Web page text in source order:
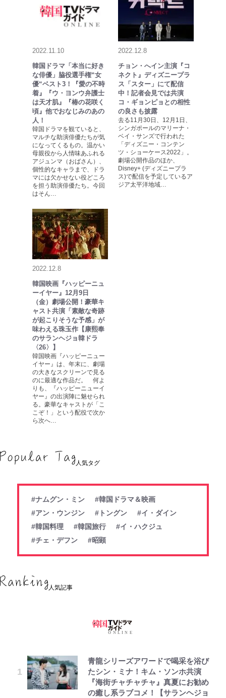
2022.11.10
韓国ドラマ「本当に好き
な俳優」脇役選手権“女
優“ベスト3！『愛の不時
着』『ウ・ヨンウ弁護士
は天才肌』『椿の花咲く
頃』他でおなじみのあの
人！
韓国ドラマを観ていると、
マルチな助演俳優たちが気
になってくるもの。温かい
母親役から人情味あふれる
アジュンマ（おばさん）、
個性的なキャラまで、ドラ
マには欠かせない役どころ
を担う助演俳優たち。今回
はそん…
2022.12.8
チョン・へイン主演『コ
ネクト』ディズニープラ
ス「スター」にて配信
中！記者会見では共演
コ・ギョンピョとの相性
の良さも披露
去る11月30日、12月1日、
シンガポールのマリーナ・
ベイ・サンズで行われた
「ディズニー・コンテン
ツ・ショーケース2022」。
劇場公開作品のほか、
Disney+ (ディズニープラ
ス)で配信を予定しているア
ジア太平洋地域…
2022.12.8
韓国映画『ハッピーニュ
ーイヤー』12月9日
（金）劇場公開！豪華キ
ャスト共演「素敵な奇跡
が起こりそうな予感」が
味わえる珠玉作【康熙奉
のサランヘジョ韓ドラ
〈26〉】
韓国映画『ハッピーニュー
イヤー』は、年末に、劇場
の大きなスクリーンで見る
のに最適な作品だ。 何よ
りも、『ハッピーニューイ
ヤー』の出演陣に魅せられ
る。豪華なキャストが「こ
こぞ！」という配役で次か
ら次へ…
人気タグ
#ナムグン・ミン
#韓国ドラマ＆映画
#アン・ウンジン
#トングン
#イ・ダイン
#韓国料理
#韓国旅行
#イ・ハクジュ
#チェ・デフン
#昭顕
人気記事
青龍シリーズアワードで喝采を浴び
たシン・ミナ！キム・ソンホ共演
『海街チャチャチャ』真夏にお勧め
の癒し系ラブコメ！【サランヘジョ